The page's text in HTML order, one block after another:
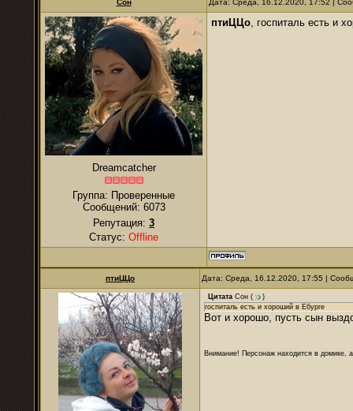
Сон Дата: Среда, 16.12.2020, 17:52 |
Dreamcatcher
Группа: Проверенные
Сообщений: 6073
Репутация: 3
Статус: Offline
птиЦЦо, госпиталь есть и
птиЦЦо Дата: Среда, 16.12.2020, 17:55 |
Цитата Сон (
)
госпиталь есть и хороший в Ебурге
Вот и хорошо, пусть сын
Внимание! Персонаж находится в домике,